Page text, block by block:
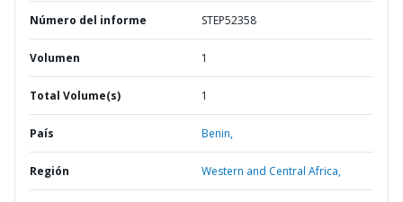
Número del informe STEP52358
Volumen 1
Total Volume(s) 1
País Benin,
Región Western and Central Africa,